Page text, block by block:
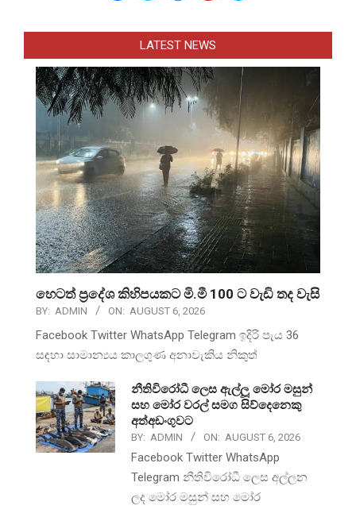
LATEST NEWS
හෙටත් ප්‍රදේශ කිහිපයකට මි.මී 100 ට වැඩි තද වැසි
BY: ADMIN ON: AUGUST 6, 2026
Facebook Twitter WhatsApp Telegram ඉදිරි පැය 36
සඳහා සාමාන්‍යය කාලගුණ අනාවැකිය නිකුත්
නීතිවිරෝධී ලෙස ඇල්ලූ මෝර මසුන්
සහ මෝර වරල් සමග සිව්දෙනෙකු
අත්අඩංගුවට
BY: ADMIN ON: AUGUST 6, 2026
Facebook Twitter WhatsApp
Telegram නීතිවිරෝධී ලෙස අල්ලන
ලද මෝර මසුන් සහ මෝර